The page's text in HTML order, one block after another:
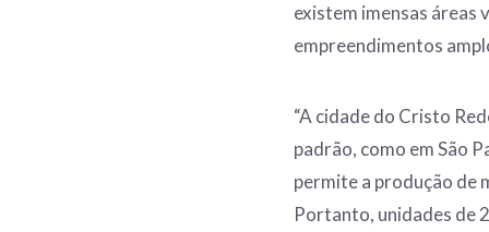
existem imensas áreas
empreendimentos
“A cidade do Cristo
padrão, como em São
permite a produção de
Portanto, unidades de